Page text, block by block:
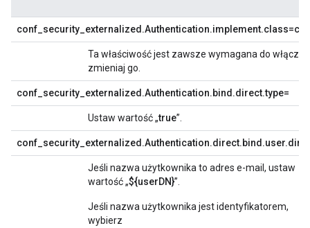
Ta właściwość jest zawsze wymagana do
zmieniaj go.
conf_security_externalized.Authentication.bind.direct.type=
Ustaw wartość „true”.
Jeśli nazwa użytkownika to adres e-mail, ustaw
wartość „${userDN}”.
Jeśli nazwa użytkownika jest identyfikatorem,
wybierz